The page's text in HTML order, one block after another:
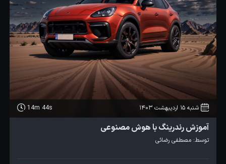
شنبه 15 اردیبهشت 1403 14m 44s
آموزش رندرینگ با هوش مصنوعی
توسط: مصطفی رضائی